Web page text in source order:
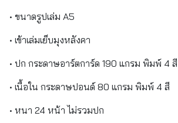
• ขนาดรูปเล่ม A5
• เข้าเล่มเย็บมุงหลังคา
• ปก กระดาษอาร์ตการ์ด 190 แกรม พิมพ์ 4 สี
• เนื้อใน กระดาษปอนด์ 80 แกรม พิมพ์ 4 สี
• หนา 24 หน้า ไม่รวมปก